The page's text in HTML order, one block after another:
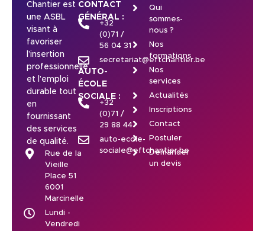
Chantier est
une ASBL
visant à
favoriser
l’insertion
professionnelle
et l’emploi
durable tout
en
fournissant
des services
de qualité.
Rue de la
Vieille
Place 51
6001
Marcinelle
Lundi -
Vendredi
CONTACT
GÉNÉRAL :
+32
(0)71 /
56 04 31
secretariat@eftchantier.be
AUTO-
ÉCOLE
SOCIALE :
+32
(0)71 /
29 88 44
auto-ecole-
sociale@eftchantier.be
Qui
sommes-
nous ?
Nos
formations
Nos
services
Actualités
Inscriptions
Contact
Postuler
Demander
un devis